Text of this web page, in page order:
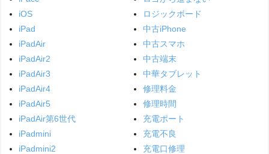
iOS
iPad
iPadAir
iPadAir2
iPadAir3
iPadAir4
iPadAir5
iPadAir第6世代
iPadmini
iPadmini2
ロジックボード
中古iPhone
中古スマホ
中古端末
中華タブレット
修理料金
修理時間
充電ポート
充電不良
充電口修理